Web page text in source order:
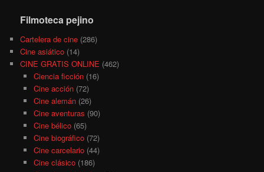
Filmoteca pejino
Cartelera de cine (286)
Cine asiático (14)
CINE GRATIS ONLINE (462)
Ciencia ficción(16)
Cine acción(72)
Cine alemán(26)
Cine aventuras (90)
Cine bélico(65)
Cine biográfico(72)
Cine carcelario(44)
Cine clásico(186)